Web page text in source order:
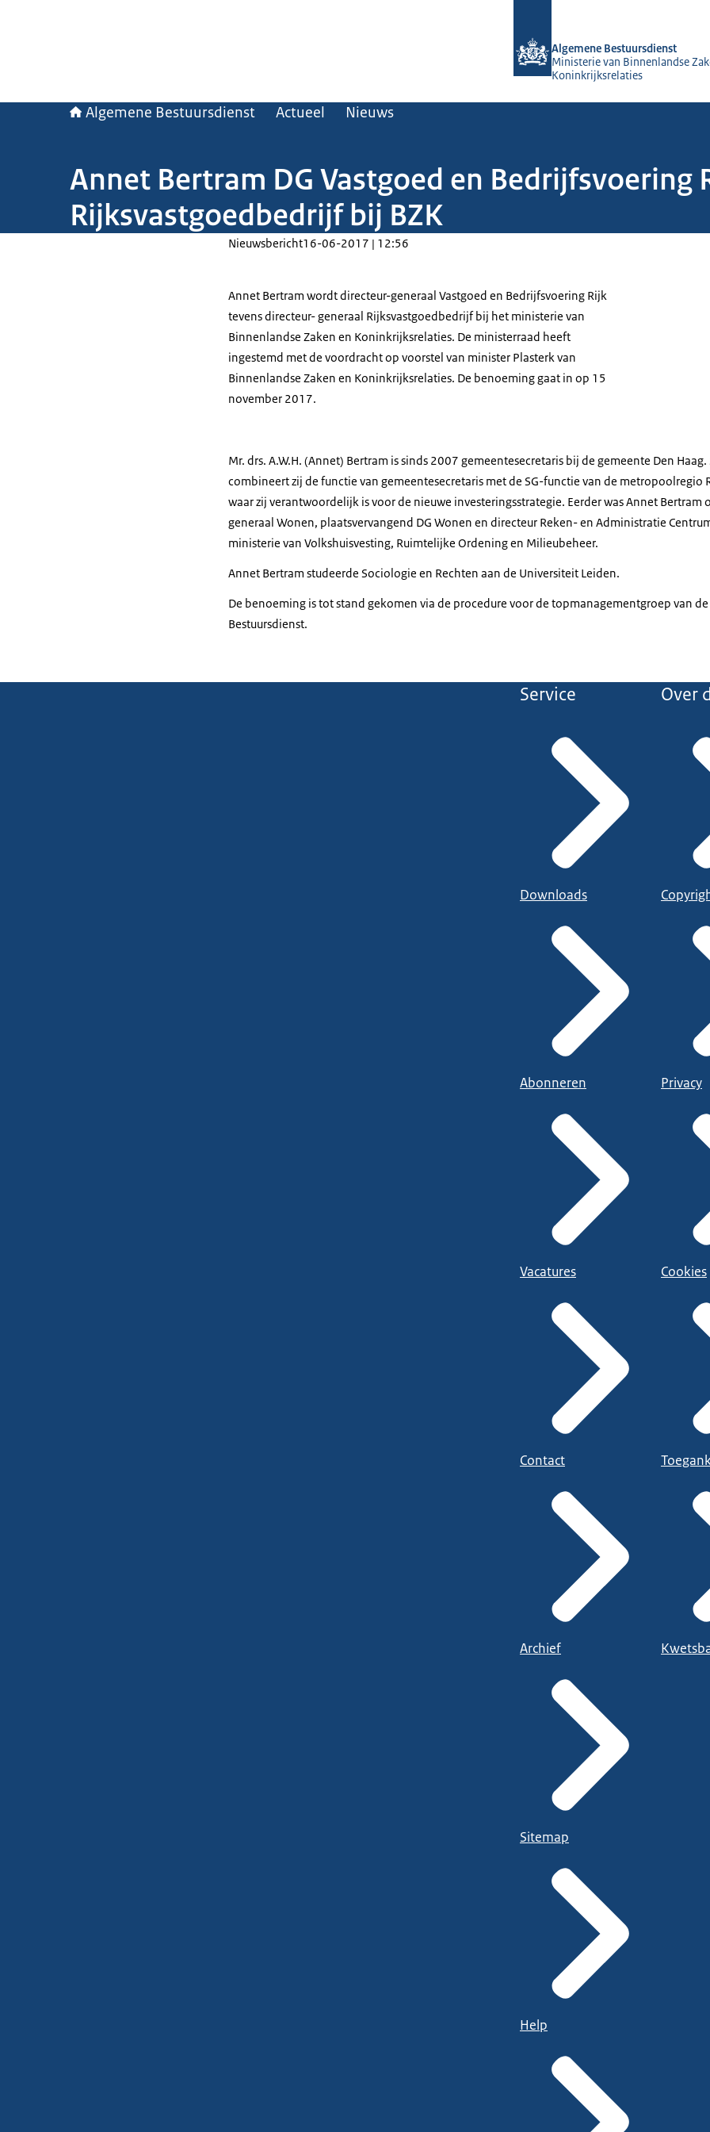
Algemene Bestuursdienst
Ministerie van Binnenlandse
Koninkrijksrelaties
Algemene Bestuursdienst Actueel Nieuws
Annet Bertram DG Vastgoed en Bedrijfsvoering
Rijksvastgoedbedrijf bij BZK
Nieuwsbericht16-06-2017 | 12:56
Annet Bertram wordt directeur-generaal Vastgoed en Bedrijfsvoering Rijk
tevens directeur- generaal Rijksvastgoedbedrijf bij het ministerie van
Binnenlandse Zaken en Koninkrijksrelaties. De ministerraad heeft
ingestemd met de voordracht op voorstel van minister Plasterk van
Binnenlandse Zaken en Koninkrijksrelaties. De benoeming gaat in op 15
november 2017.
Mr. drs. A.W.H. (Annet) Bertram is sinds 2007 gemeentesecretaris bij de gemeente Den
combineert zij de functie van gemeentesecretaris met de SG-functie van de metropoolregio
waar zij verantwoordelijk is voor de nieuwe investeringsstrategie. Eerder was Annet Bertram
generaal Wonen, plaatsvervangend DG Wonen en directeur Reken- en Administratie
ministerie van Volkshuisvesting, Ruimtelijke Ordening en Milieubeheer.
Annet Bertram studeerde Sociologie en Rechten aan de Universiteit Leiden.
De benoeming is tot stand gekomen via de procedure voor de topmanagementgroep van
Bestuursdienst.
Service
Downloads
Abonneren
Vacatures
Contact
Archief
Sitemap
Help
Over
Privacy
Cookies